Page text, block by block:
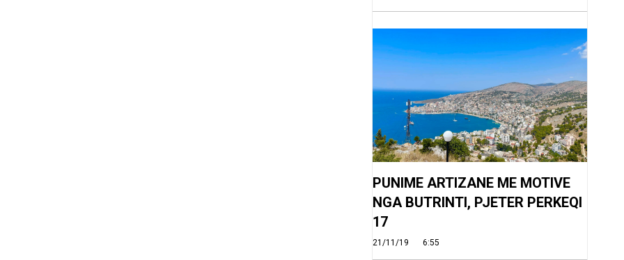
PUNIME ARTIZANE ME MOTIVE
NGA BUTRINTI, PJETER PERKEQI
17
21/11/19 6:55